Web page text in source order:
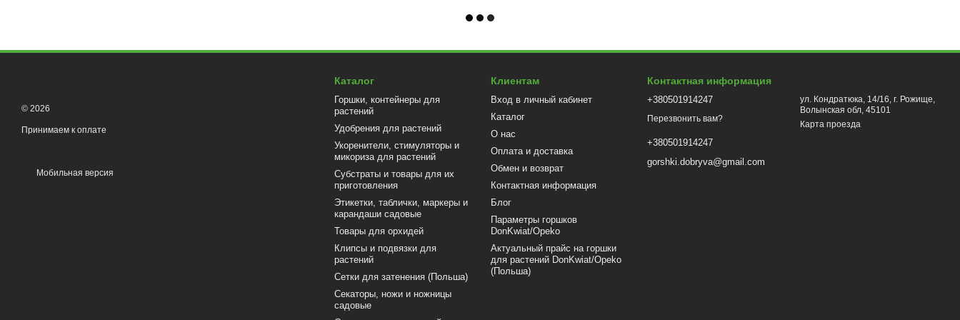
© 2026
Принимаем к оплате
Мобильная версия
Каталог
Горшки, контейнеры для
растений
Удобрения для растений
Укоренители, стимуляторы и
микориза для растений
Субстраты и товары для их
приготовления
Этикетки, таблички, маркеры и
карандаши садовые
Товары для орхидей
Клипсы и подвязки для
растений
Сетки для затенения (Польша)
Секаторы, ножи и ножницы
садовые
Клиентам
Вход в личный кабинет
Каталог
О нас
Оплата и доставка
Обмен и возврат
Контактная информация
Блог
Параметры горшков
DonKwiat/Opeko
Актуальный прайс на горшки
для растений DonKwiat/Opeko
(Польша)
Контактная информация
+380501914247
Перезвонить вам?
+380501914247
gorshki.dobryva@gmail.com
ул. Кондратюка, 14/16, г. Рожище,
Волынская обл, 45101
Карта проезда